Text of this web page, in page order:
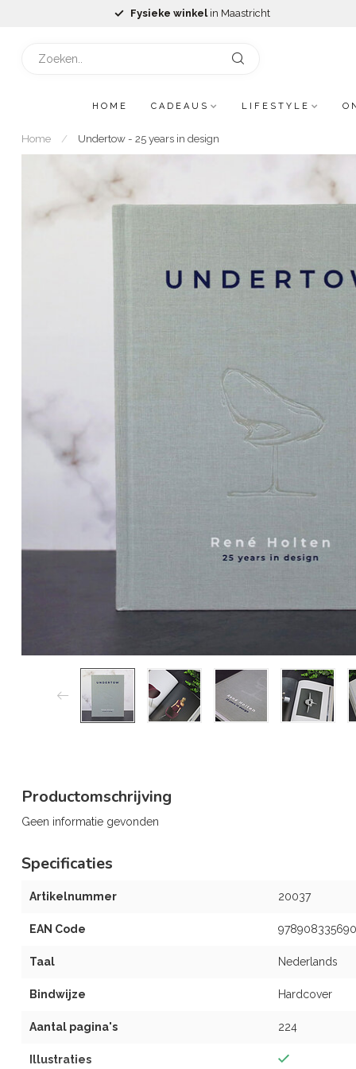
Fysieke winkel in Maastricht
HOME CADEAUS LIFESTYLE
Home / Undertow - 25 years in design
Productomschrijving
Geen informatie gevonden
Specificaties
Artikelnummer 20037
EAN Code
Taal Nederlands
Bindwijze Hardcover
Aantal pagina's 224
Illustraties